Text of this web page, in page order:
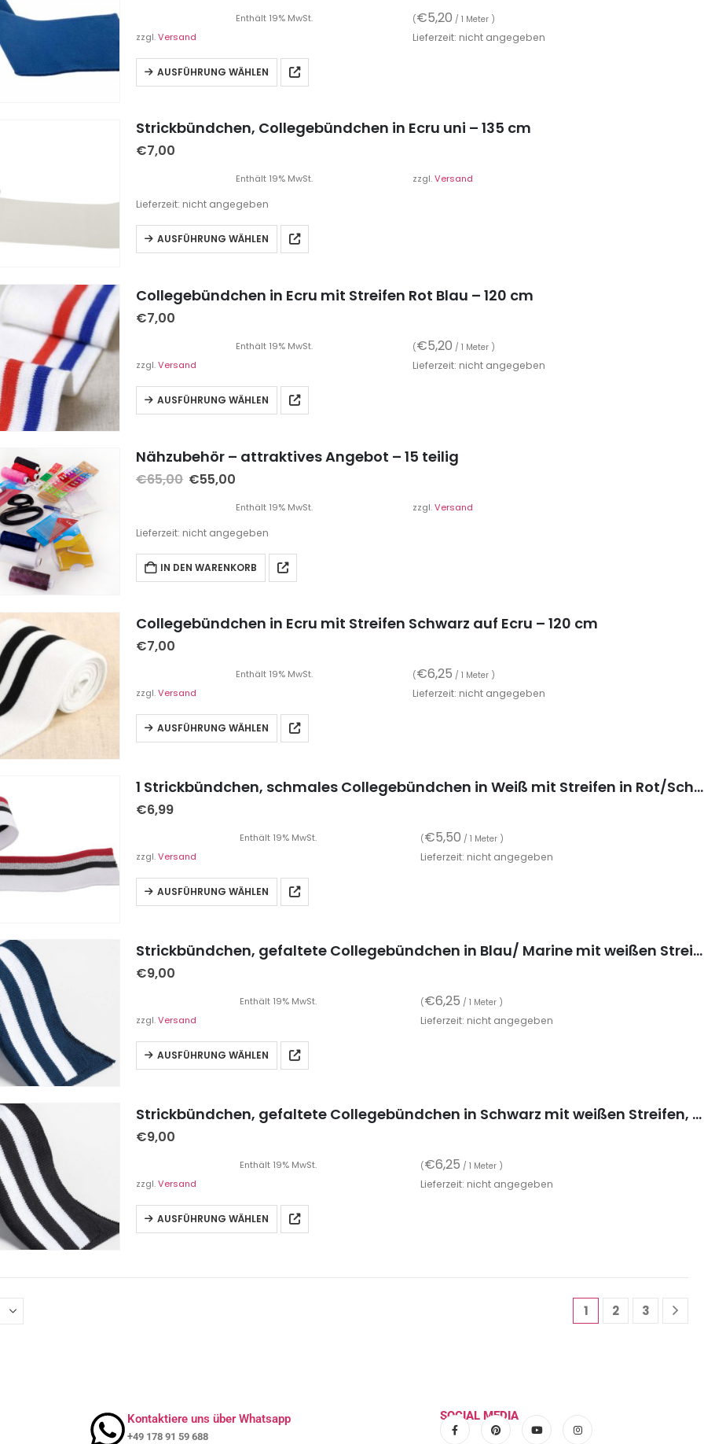
Enthält 19% MwSt. (€5,20 / 1 Meter )
zzgl.Versand Lieferzeit: nicht angegeben
AUSFÜHRUNG WÄHLEN
Strickbündchen, Collegebündchen in Ecru uni – 135 cm
€7,00
Enthält 19% MwSt. zzgl.Versand
Lieferzeit: nicht angegeben
AUSFÜHRUNG WÄHLEN
Collegebündchen in Ecru mit Streifen Rot Blau – 120 cm
€7,00
Enthält 19% MwSt. (€5,20 / 1 Meter )
zzgl.Versand Lieferzeit: nicht angegeben
AUSFÜHRUNG WÄHLEN
Nähzubehör – attraktives Angebot – 15 teilig
€65,00 €55,00
Enthält 19% MwSt. zzgl.Versand
Lieferzeit: nicht angegeben
IN DEN WARENKORB
Collegebündchen in Ecru mit Streifen Schwarz auf Ecru – 120 cm
€7,00
Enthält 19% MwSt. (€6,25 / 1 Meter )
zzgl.Versand Lieferzeit: nicht angegeben
AUSFÜHRUNG WÄHLEN
1 Strickbündchen, schmales Collegebündchen in Weiß mit Streifen in Rot/Schwarz/Silber, 115 x 3 cm
€6,99
Enthält 19% MwSt. (€5,50 / 1 Meter )
zzgl.Versand Lieferzeit: nicht angegeben
AUSFÜHRUNG WÄHLEN
Strickbündchen, gefaltete Collegebündchen in Blau/ Marine mit weißen Streifen, 135 cm
€9,00
Enthält 19% MwSt. (€6,25 / 1 Meter )
zzgl.Versand Lieferzeit: nicht angegeben
AUSFÜHRUNG WÄHLEN
Strickbündchen, gefaltete Collegebündchen in Schwarz mit weißen Streifen, 135 cm
€9,00
Enthält 19% MwSt. (€6,25 / 1 Meter )
zzgl.Versand Lieferzeit: nicht angegeben
AUSFÜHRUNG WÄHLEN
1 2 3
Kontaktiere uns über Whatsapp
+49 178 91 59 688
SOCIAL MEDIA